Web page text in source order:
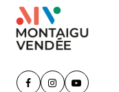
Lien Lien Lien